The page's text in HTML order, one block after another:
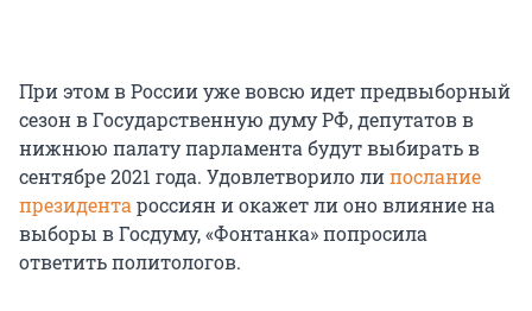
При этом в России уже вовсю идет предвыборный
сезон в Государственную думу РФ, депутатов в
нижнюю палату парламента будут выбирать в
сентябре 2021 года. Удовлетворило липослание
президентароссиян и окажет ли оно влияние на
выборы в Госдуму, «Фонтанка» попросила
ответить политологов.